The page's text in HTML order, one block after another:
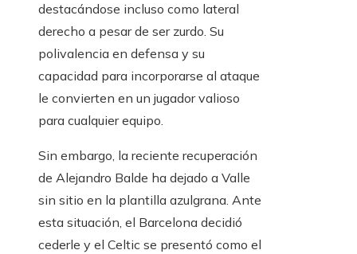
destacándose incluso como lateral
derecho a pesar de ser zurdo. Su
polivalencia en defensa y su
capacidad para incorporarse al ataque
le convierten en un jugador valioso
para cualquier equipo.
Sin embargo, la reciente recuperación
de Alejandro Balde ha dejado a Valle
sin sitio en la plantilla azulgrana. Ante
esta situación, el Barcelona decidió
cederle y el Celtic se presentó como el